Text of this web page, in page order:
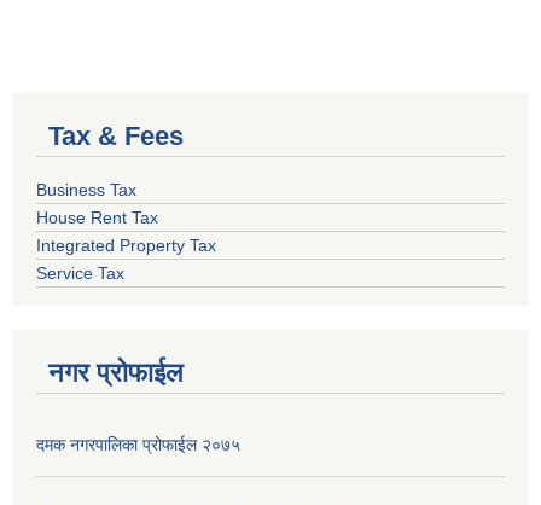
Tax & Fees
Business Tax
House Rent Tax
Integrated Property Tax
Service Tax
नगर प्रोफाईल
दमक नगरपालिका प्रोफाईल २०७५